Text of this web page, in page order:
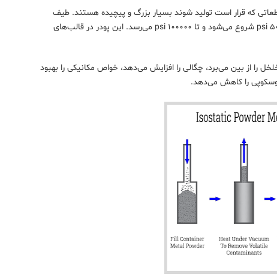
که قرار است تولید شوند بسیار بزرگ و پیچیده هستند. طیف
گسترده‌ای از مواد را می‌توان برای پردازش ایزو استاتیک استفاده کرد. مقدار فشار مورد نیاز از ۵۰۰۰ psi شروع می‌شود و تا ۱۰۰۰۰۰ psi می‌رسد. این پودر در قالب‌های
را از بین می‌برد، چگالی را افزایش می‌دهد، خواص مکانیکی را بهبود
را کاهش می‌دهد.